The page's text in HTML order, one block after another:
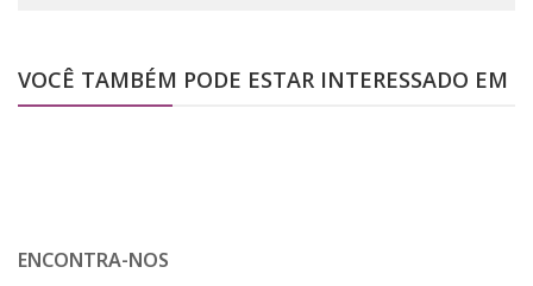
VOCÊ TAMBÉM PODE ESTAR INTERESSADO EM
ENCONTRA-NOS